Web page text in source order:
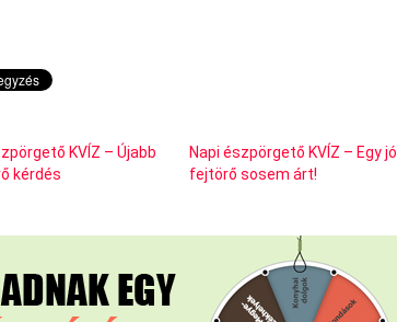
KVÍZ – Újabb
kérdés
Napi észpörgető KVÍZ – Egy jó
fejtörő sosem árt!